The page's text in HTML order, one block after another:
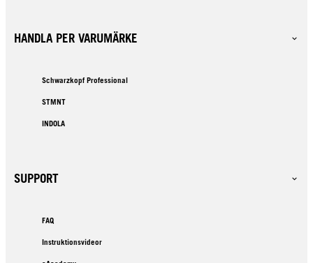
HANDLA PER VARUMÄRKE
Schwarzkopf Professional
STMNT
INDOLA
SUPPORT
FAQ
Instruktionsvideor